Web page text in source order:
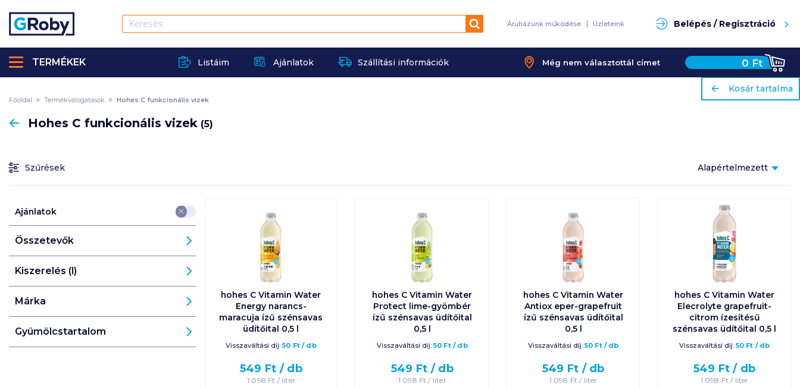
Keresés Áruházunk működése Üzleteink Belépés / Regisztráció
Listáim Ajánlatok Szállítási információk Még nem választottál címet 0 Ft
TERMÉKEK
ariaLabel
Kosár tartalma
Főoldal Termékválogatások Hohes C funkcionális vizek
VisszaHohes C funkcionális vizek (5)
Szűrések Alapértelmezett
szerint
Alapértelmezett
Ár szerint növekvő
Ár szerint
csökkenő
Egységár szerint
Ajánlatok
Összetevők
Kiszerelés (l)
Márka
Gyümölcstartalom
hohes C Vitamin Water
Energy narancs-
maracuja ízű szénsavas
üdítőital 0,5 l
Visszaváltási díj: 50 Ft/ db
549 Ft / db
1 098 Ft / liter
hohes C Vitamin Water
Protect lime-gyömbér
ízű szénsavas üdítőital
0,5 l
Visszaváltási díj: 50 Ft/ db
549 Ft / db
1 098 Ft / liter
hohes C Vitamin Water
Antiox eper-grapefruit
ízű szénsavas üdítőital
0,5 l
Visszaváltási díj: 50 Ft/ db
549 Ft / db
1 098 Ft / liter
hohes C Vitamin Water
Elecrolyte grapefruit-
citrom ízesítésű
szénsavas üdítőital 0,5 l
Visszaváltási díj: 50 Ft / db
549 Ft / db
1 098 Ft / liter